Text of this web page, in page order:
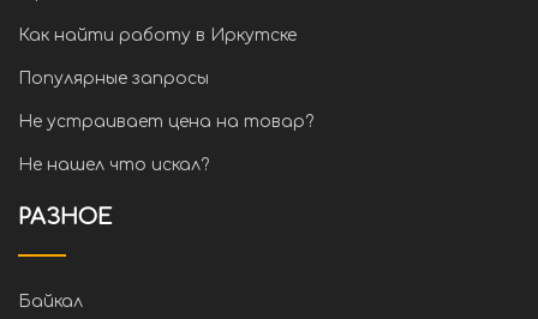
Как найти работу в Иркутске
Популярные запросы
Не устраивает цена на товар?
Не нашел что искал?
РАЗНОЕ
Байкал